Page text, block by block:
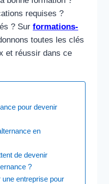
requises ?
? Sur formations-
toutes les clés
et réussir dans ce
pour devenir
en
de devenir
?
entreprise pour